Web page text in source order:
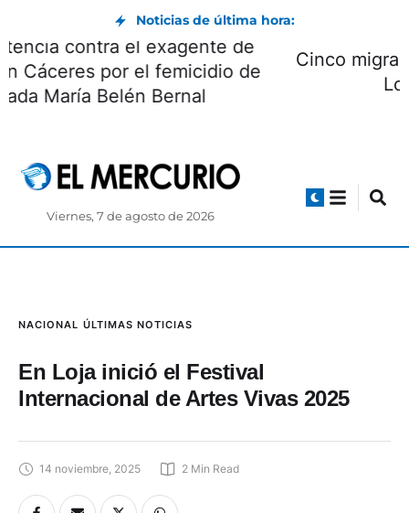
Noticias de última hora:
Ratifican sentencia contra el exagente de
policía Germán Cáceres por el femicidio de
la abogada María Belén Bernal
En Loja inició el Festival
Internacional de Artes Vivas 2025